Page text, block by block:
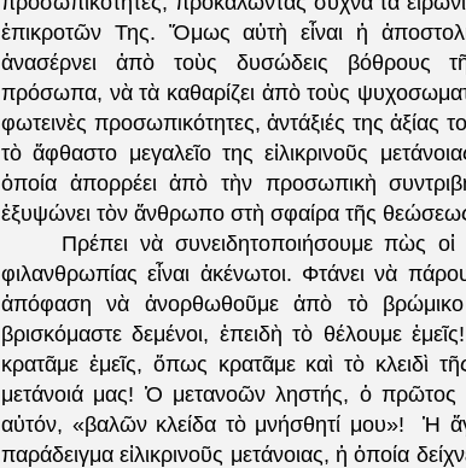
ἐπικροτῶν Της. Ὅμως αὐτὴ εἶναι ἡ
ἀνασέρνει ἀπὸ τοὺς δυσώδεις βόθρους
πρόσωπα, νὰ τὰ καθαρίζει ἀπὸ τοὺς
φωτεινὲς προσωπικότητες, ἀντάξιές της ἀξίας
τὸ ἄφθαστο μεγαλεῖο της εἰλικρινοῦς
ὁποία ἀπορρέει ἀπὸ τὴν προσωπικὴ
ἐξυψώνει τὸν ἄνθρωπο στὴ σφαίρα τῆς
Πρέπει νὰ συνειδητοποιήσουμε πὼς
φιλανθρωπίας εἶναι ἀκένωτοι. Φτάνει νὰ
ἀπόφαση νὰ ἀνορθωθοῦμε ἀπὸ τὸ βρώμικο
βρισκόμαστε δεμένοι, ἐπειδὴ τὸ θέλουμε
κρατᾶμε ἐμεῖς, ὅπως κρατᾶμε καὶ τὸ κλειδὶ
μετάνοιά μας! Ὁ μετανοῶν ληστής, ὁ πρῶτος
αὐτόν, «βαλῶν κλείδα τὸ μνήσθητί μου»!
Ἡ
παράδειγμα εἰλικρινοῦς μετάνοιας, ἡ ὁποία